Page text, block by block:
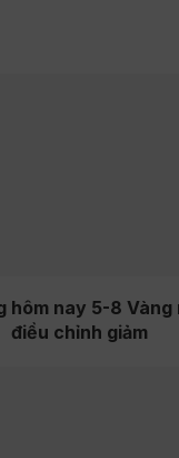
hôm nay 5-8 Vàng
điều chỉnh giảm